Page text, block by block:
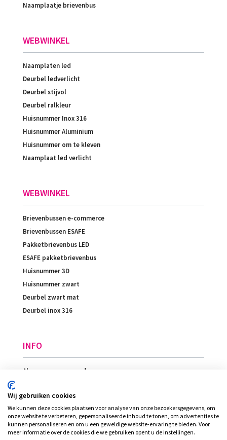
Naamplaatje brievenbus
WEBWINKEL
Naamplaten led
Deurbel ledverlicht
Deurbel stijvol
Deurbel ralkleur
Huisnummer Inox 316
Huisnummer Aluminium
Huisnummer om te kleven
Naamplaat led verlicht
WEBWINKEL
Brievenbussen e-commerce
Brievenbussen ESAFE
Pakketbrievenbus LED
ESAFE pakketbrievenbus
Huisnummer 3D
Huisnummer zwart
Deurbel zwart mat
Deurbel inox 316
INFO
Algemene voorwaarden
Levering
Ligging
Wij gebruiken cookies
We kunnen deze cookies plaatsen voor analyse van onze bezoekersgegevens, om
onze website te verbeteren, gepersonaliseerde inhoud te tonen, om advertenties te
kunnen personaliseren en om u een geweldige website-ervaring te bieden. Voor
meer informatie over de cookies die we gebruiken opent u de instellingen.